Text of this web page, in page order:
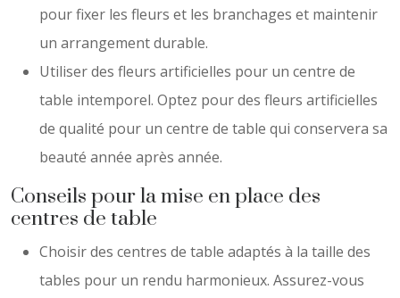
pour fixer les fleurs et les branchages et maintenir
un arrangement durable.
Utiliser des fleurs artificielles pour un centre de
table intemporel. Optez pour des fleurs artificielles
de qualité pour un centre de table qui conservera sa
beauté année après année.
Conseils pour la mise en place des
centres de table
Choisir des centres de table adaptés à la taille des
tables pour un rendu harmonieux. Assurez-vous